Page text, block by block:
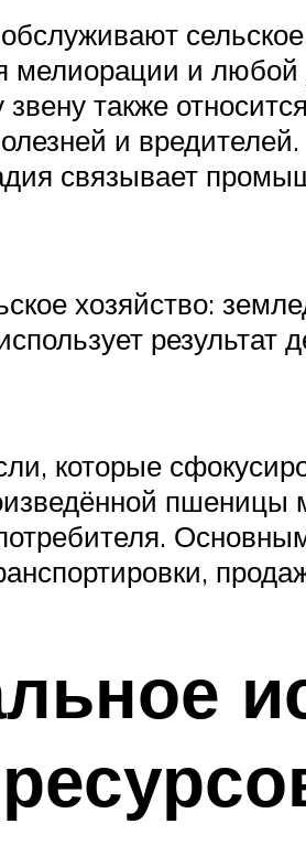
мелиорации и любой
звену также
и
связывает
хозяйство:
результат
которые
пшеницы